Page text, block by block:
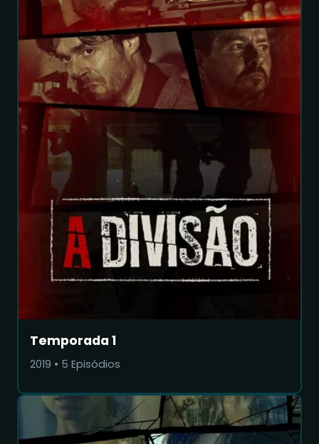
Temporada 1
2019 • 5 Episódios